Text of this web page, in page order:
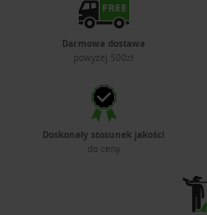
Darmowa dostawa
powyżej 500zł
Doskonały stosunek jakości
do ceny